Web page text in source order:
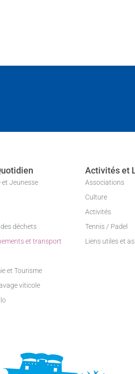
et Jeunesse
déchets
et transport
et Tourisme
viticole
Activités et
Associations
Culture
Activités
Tennis / Padel
Liens utiles et